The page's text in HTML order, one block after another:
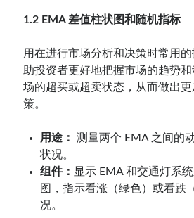
1.2 EMA 差值柱状图和随机指标
用在进行市场分析和决策时常用
助投资者更好地把握市场的趋势
场的超买或超卖状态，从而做出
策。
用途：测量两个 EMA 之间的
状况。
组件： 显示 EMA 和交通灯系
图，指示看涨（绿色）或看跌
况。